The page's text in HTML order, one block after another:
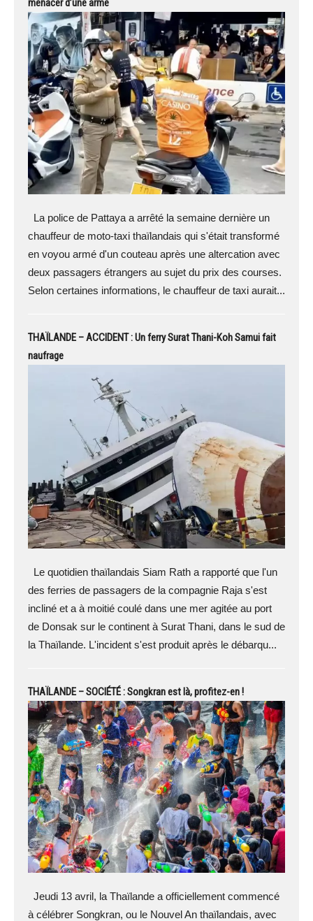
menacer d’une arme
La police de Pattaya a arrêté la semaine dernière un
chauffeur de moto-taxi thaïlandais qui s'était transformé
en voyou armé d'un couteau après une altercation avec
deux passagers étrangers au sujet du prix des courses.
Selon certaines informations, le chauffeur de taxi aurait...
THAÏLANDE – ACCIDENT : Un ferry Surat Thani-Koh Samui fait
naufrage
Le quotidien thaïlandais Siam Rath a rapporté que l'un
des ferries de passagers de la compagnie Raja s'est
incliné et a à moitié coulé dans une mer agitée au port
de Donsak sur le continent à Surat Thani, dans le sud de
la Thaïlande. L'incident s'est produit après le débarqu...
THAÏLANDE – SOCIÉTÉ : Songkran est là, profitez-en !
Jeudi 13 avril, la Thaïlande a officiellement commencé
à célébrer Songkran, ou le Nouvel An thaïlandais, avec